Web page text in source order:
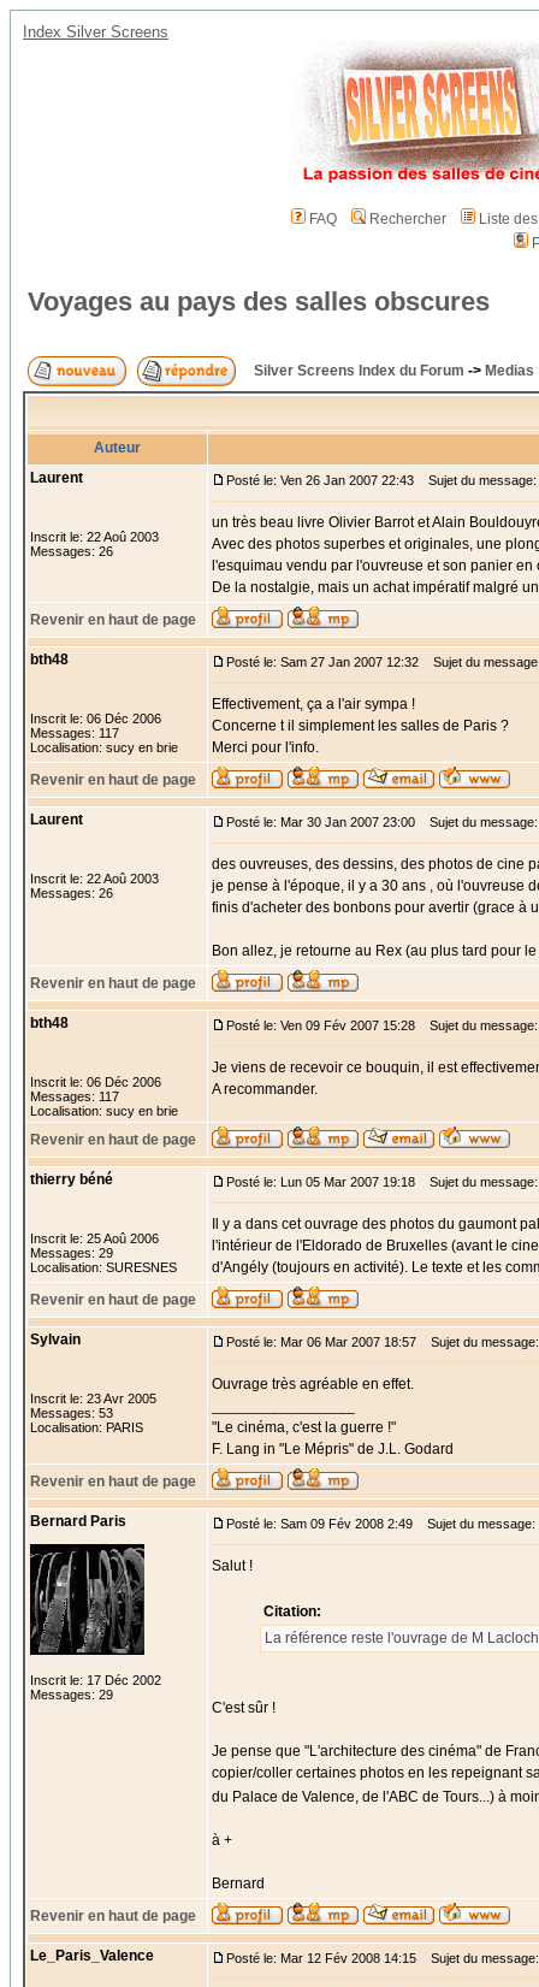
Index Silver Screens
FAQ Rechercher
Liste
Voyages au pays des salles obscures
Silver Screens Index du Forum -> Medias
Auteur
Laurent
Inscrit le: 22 Aoû 2003
Messages: 26
Posté le: Ven 26 Jan 2007 22:43 Sujet du
un très beau livre Olivier Barrot et Alain
Avec des photos superbes et originales, une
l'esquimau vendu par l'ouvreuse et son panier en
De la nostalgie, mais un achat impératif malgré
Revenir en haut de page
bth48
Inscrit le: 06 Déc 2006
Messages: 117
Localisation: sucy en brie
Posté le: Sam 27 Jan 2007 12:32 Sujet du
Effectivement, ça a l'air sympa !
Concerne t il simplement les salles de Paris ?
Merci pour l'info.
Revenir en haut de page
Laurent
Inscrit le: 22 Aoû 2003
Messages: 26
Posté le: Mar 30 Jan 2007 23:00 Sujet du
des ouvreuses, des dessins, des photos de cine
je pense à l'époque, il y a 30 ans , où l'ouvreuse
finis d'acheter des bonbons pour avertir (grace à
Bon allez, je retourne au Rex (au plus tard pour
Revenir en haut de page
bth48
Inscrit le: 06 Déc 2006
Messages: 117
Localisation: sucy en brie
Posté le: Ven 09 Fév 2007 15:28 Sujet du message:
Je viens de recevoir ce bouquin, il est
A recommander.
Revenir en haut de page
thierry béné
Inscrit le: 25 Aoû 2006
Messages: 29
Localisation: SURESNES
Posté le: Lun 05 Mar 2007 19:18 Sujet du message:
Il y a dans cet ouvrage des photos du gaumont
l'intérieur de l'Eldorado de Bruxelles (avant le
d'Angély (toujours en activité). Le texte et les
Revenir en haut de page
Sylvain
Inscrit le: 23 Avr 2005
Messages: 53
Localisation: PARIS
Posté le: Mar 06 Mar 2007 18:57 Sujet du message:
Ouvrage très agréable en effet.
"Le cinéma, c'est la guerre !"
F. Lang in "Le Mépris" de J.L. Godard
Revenir en haut de page
Bernard Paris
Inscrit le: 17 Déc 2002
Messages: 29
Posté le: Sam 09 Fév 2008 2:49 Sujet du message:
Salut !
Citation:
La référence reste l'ouvrage de M
C'est sûr !
Je pense que "L'architecture des cinéma" de
copier/coller certaines photos en les repeignant
du Palace de Valence, de l'ABC de Tours...) à
à +
Bernard
Revenir en haut de page
Le_Paris_Valence Posté le: Mar 12 Fév 2008 14:15 Sujet du message: